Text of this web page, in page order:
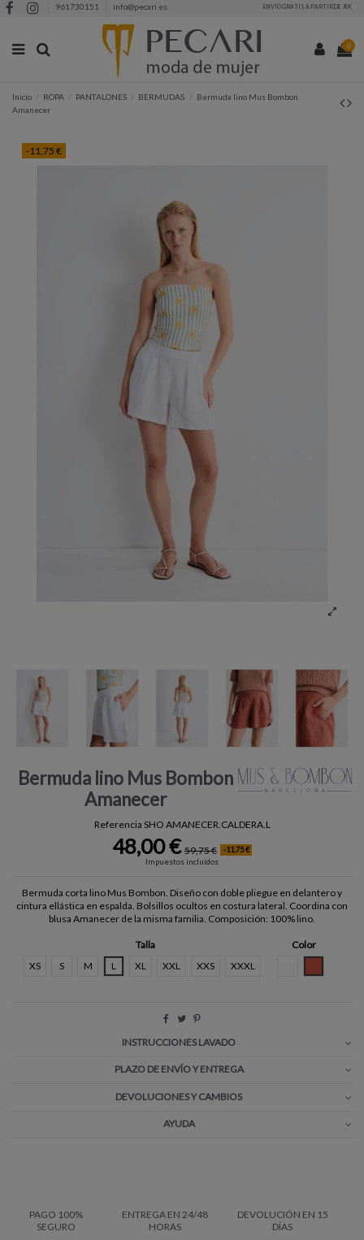
961730151 info@pecari.es ENVÍO GRATIS A PARTIR DE 90€
0
Inicio ROPA PANTALONES BERMUDAS
Bermuda lino Mus Bombon
Amanecer
-11,75 €
Bermuda lino Mus Bombon
Amanecer
Referencia SHO AMANECER.CALDERA.L
48,00 € 59,75 €
-11,75 €
Impuestos incluidos
Bermuda corta lino Mus Bombon. Diseño con doble pliegue en delantero y
cintura ellástica en espalda. Bolsillos ocultos en costura lateral. Coordina con
blusa Amanecer de la misma familia. Composición: 100% lino.
Talla
XS
S M L XL XXL XXS XXXL
Color
INSTRUCCIONES LAVADO
PLAZO DE ENVÍO Y ENTREGA
DEVOLUCIONES Y CAMBIOS
AYUDA
PAGO 100%
SEGURO
ENTREGA EN 24/48
HORAS
DEVOLUCIÓN EN 15
DÍAS